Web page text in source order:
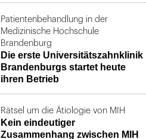
Patientenbehandlung in der
Medizinische Hochschule
Brandenburg
Die erste Universitätszahnklinik
Brandenburgs startet heute
ihren Betrieb
Rätsel um die Ätiologie von MIH
Kein eindeutiger
Zusammenhang zwischen MIH